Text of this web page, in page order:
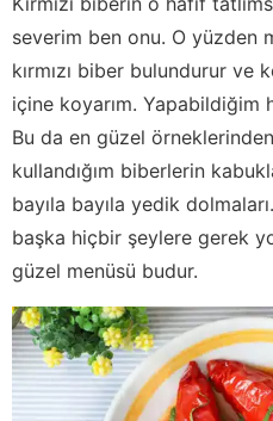
severim ben onu. O yüzden
kırmızı biber bulundurur
içine koyarım. Yapabildiğim
Bu da en güzel
kullandığım biberlerin
bayıla bayıla yedik
başka hiçbir şeylere gerek
güzel menüsü budur.